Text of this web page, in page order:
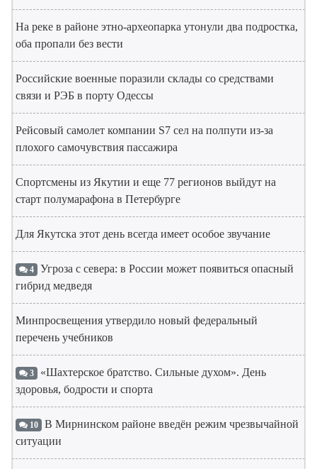
На реке в районе этно-археопарка утонули два подростка,
оба пропали без вести
Российские военные поразили склады со средствами
связи и РЭБ в порту Одессы
Рейсовый самолет компании S7 сел на полпути из-за
плохого самочувствия пассажира
Спортсмены из Якутии и еще 77 регионов выйдут на
старт полумарафона в Петербурге
Для Якутска этот день всегда имеет особое звучание
4 Угроза с севера: в России может появиться опасный
гибрид медведя
Минпросвещения утвердило новый федеральный
перечень учебников
3 «Шахтерское братство. Сильные духом». День
здоровья, бодрости и спорта
10 В Мирнинском районе введён режим чрезвычайной
ситуации